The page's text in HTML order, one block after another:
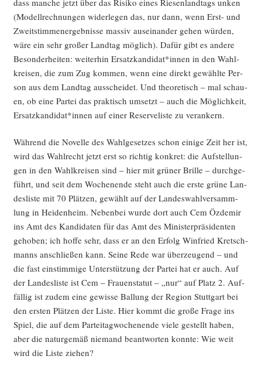
(Modell­rech­nun­gen wider­le­gen das, nur dann, wenn Erst- und
Zweit­stim­men­er­geb­nis­se mas­siv aus­ein­an­der gehen wür­den,
wäre ein sehr gro­ßer Land­tag mög­lich). Dafür gibt es ande­re
Beson­der­hei­ten: wei­ter­hin Ersatzkandidat*innen in den Wahl­
krei­sen, die zum Zug kom­men, wenn eine direkt gewähl­te Per­
son aus dem Land­tag aus­schei­det. Und theo­re­tisch – mal schau­
en, ob eine Par­tei das prak­tisch umsetzt – auch die Mög­lich­keit,
Ersatzkandidat*innen auf einer Reser­ve­lis­te zu verankern.
Wäh­rend die Novel­le des Wahl­ge­set­zes schon eini­ge Zeit her ist,
wird das Wahl­recht jetzt erst so rich­tig kon­kret: die Auf­stel­lun­
gen in den Wahl­krei­sen sind – hier mit grü­ner Bril­le – durch­ge­
führt, und seit dem Wochen­en­de steht auch die ers­te grü­ne Lan­
des­lis­te mit 70 Plät­zen, gewählt auf der Lan­des­wahl­ver­samm­
lung in Hei­den­heim. Neben­bei wur­de dort auch Cem Özd­emir
ins Amt des Kan­di­da­ten für das Amt des Minis­ter­prä­si­den­ten
geho­ben; ich hof­fe sehr, dass er an den Erfolg Win­fried Kret­sch­
manns anschlie­ßen kann. Sei­ne Rede war über­zeu­gend – und
die fast ein­stim­mi­ge Unter­stüt­zung der Par­tei hat er auch. Auf
der Lan­des­lis­te ist Cem – Frau­en­sta­tut – „nur“ auf Platz 2. Auf­
fäl­lig ist zudem eine gewis­se Bal­lung der Regi­on Stutt­gart bei
den ers­ten Plät­zen der Lis­te. Hier kommt die gro­ße Fra­ge ins
Spiel, die auf dem Par­tei­tag­wo­chen­en­de vie­le gestellt haben,
aber die natur­ge­mäß nie­mand beant­wor­ten konn­te: Wie weit
wird die Lis­te ziehen?